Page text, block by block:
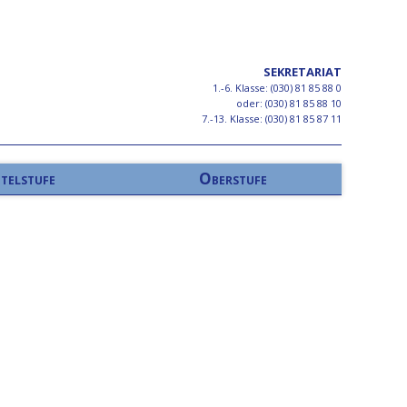
SEKRETARIAT
1.-6. Klasse: (030) 81 85 88 0
oder: (030) 81 85 88 10
7.-13. Klasse: (030) 81 85 87 11
Oberstufe